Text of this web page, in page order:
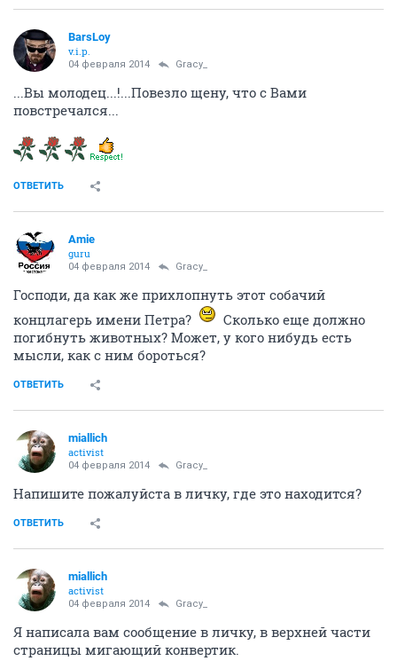
BarsLoy
v.i.p.
04 февраля 2014 Gracy_
...Вы молодец...!...Повезло щену, что с Вами
повстречался...
ОТВЕТИТЬ
Amie
guru
04 февраля 2014 Gracy_
Господи, да как же прихлопнуть этот собачий
концлагерь имени Петра?
Сколько еще должно
погибнуть животных? Может, у кого нибудь есть
мысли, как с ним бороться?
ОТВЕТИТЬ
miallich
activist
04 февраля 2014 Gracy_
Напишите пожалуйста в личку, где это находится?
ОТВЕТИТЬ
miallich
activist
04 февраля 2014 Gracy_
Я написала вам сообщение в личку, в верхней части
страницы мигающий конвертик.